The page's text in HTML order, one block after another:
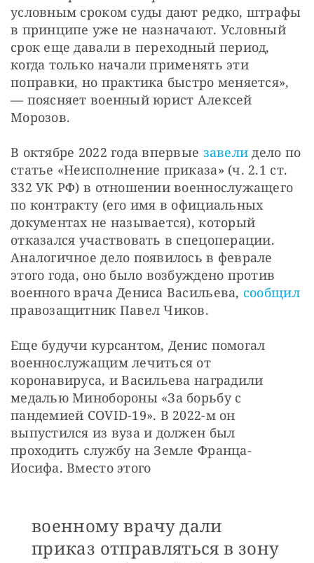
условным сроком суды дают редко, штрафы
в принципе уже не назначают. Условный
срок еще давали в переходный период,
когда только начали применять эти
поправки, но практика быстро меняется»,
— поясняет военный юрист Алексей
Морозов.
В октябре 2022 года впервые завели дело по
статье «Неисполнение приказа» (ч. 2.1 ст.
332 УК РФ) в отношении военнослужащего
по контракту (его имя в официальных
документах не называется), который
отказался участвовать в спецоперации.
Аналогичное дело появилось в феврале
этого года, оно было возбуждено против
военного врача Дениса Васильева, сообщил
правозащитник Павел Чиков.
Еще будучи курсантом, Денис помогал
военнослужащим лечиться от
коронавируса, и Васильева наградили
медалью Минобороны «За борьбу с
пандемией COVID-19». В 2022-м он
выпустился из вуза и должен был
проходить службу на Земле Франца-
Иосифа. Вместо этого
военному врачу дали
приказ отправляться в зону